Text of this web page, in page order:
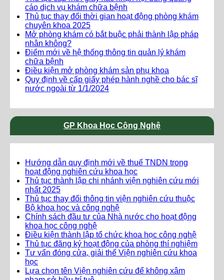
cáo dịch vụ khám chữa bệnh
Thủ tục thay đổi thời gian hoạt động phòng khám
chuyên khoa 2025
Mở phòng khám có bắt buộc phải thành lập pháp
nhân không?
Điểm mới về hệ thống thông tin quản lý khám
chữa bệnh
Điều kiện mở phòng khám sản phụ khoa
Quy định về cấp giấy phép hành nghề cho bác sĩ
nước ngoài từ 1/1/2024
GP Khoa Học Công Nghệ
Hướng dẫn quy định mới về thuế TNDN trong
hoạt động nghiên cứu khoa học
Thủ tục thành lập chi nhánh viện nghiên cứu mới
nhất 2025
Thủ tục thay đổi thông tin viện nghiên cứu thuộc
Bộ khoa học và công nghệ
Chính sách đầu tư của Nhà nước cho hoạt động
khoa học công nghệ
Điều kiện thành lập tổ chức khoa học công nghệ
Thủ tục đăng ký hoạt động của phòng thí nghiệm
Tư vấn đóng cửa, giải thể Viện nghiên cứu khoa
học
Lựa chọn tên Viện nghiên cứu để không xâm